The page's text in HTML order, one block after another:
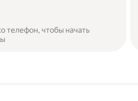
телефон, чтобы начать